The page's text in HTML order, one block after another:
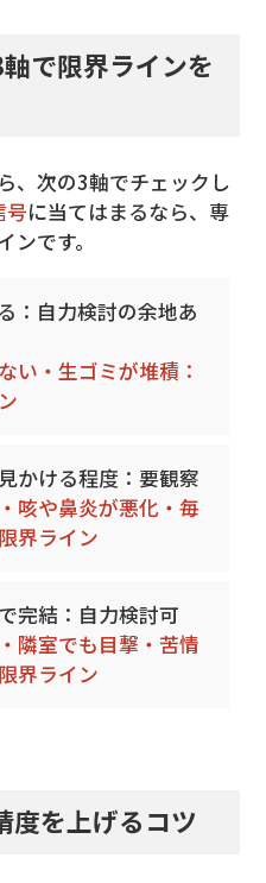
で限界ラインを
、次の3軸でチェックし
号に当てはまるなら、専
です。
：自力検討の余地あ
い・生ゴミが堆積：
かける程度：要観察
咳や鼻炎が悪化・毎
界ライン
完結：自力検討可
隣室でも目撃・苦情
界ライン
度を上げるコツ